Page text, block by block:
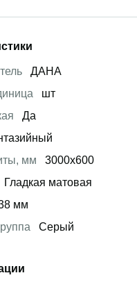
ДАНА
шт
Да
мм
3000х600
Гладкая матовая
мм
Серый